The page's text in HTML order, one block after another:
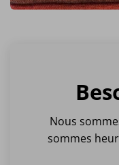
Nous
sommes